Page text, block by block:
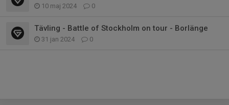
10 maj 2024 0
Tävling - Battle of Stockholm on tour - Borlänge
31 jan 2024 0